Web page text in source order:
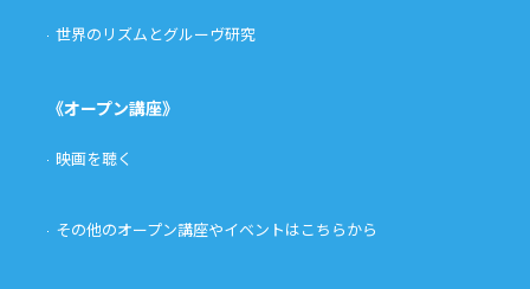
世界のリズムとグルーヴ研究
《オープン講座》
映画を聴く
その他のオープン講座やイベントはこちらから